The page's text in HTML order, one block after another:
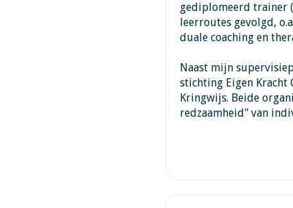
gediplomeerd trainer
leerroutes gevolgd,
duale coaching en
Naast mijn
stichting Eigen Kracht
Kringwijs. Beide
redzaamheid" van